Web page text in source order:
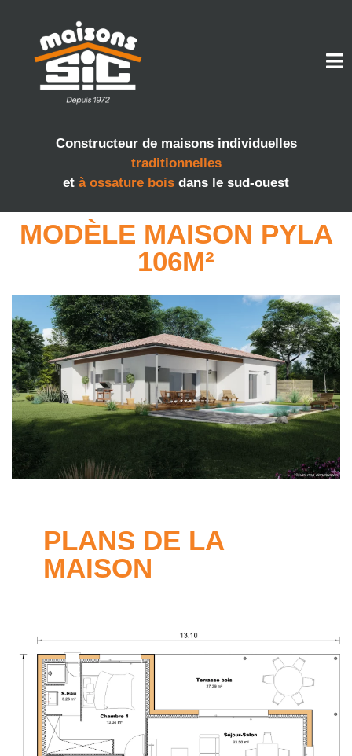
Constructeur de maisons individuelles
traditionnelles
et à ossature bois dans le sud-ouest
MODÈLE MAISON PYLA
106M²
PLANS DE LA
MAISON